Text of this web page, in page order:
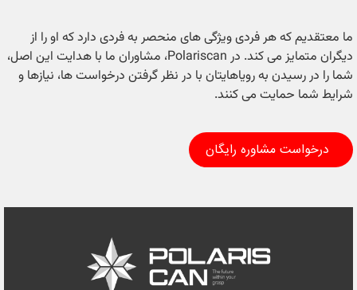
ما معتقدیم که هر فردی ویژگی های منحصر به فردی دارد که او را از
دیگران متمایز می کند. در Polariscan، مشاوران ما با هدایت این اصل،
شما را در رسیدن به رویاهایتان با در نظر گرفتن درخواست ها، نیازها و
شرایط شما حمایت می کنند.
درخواست مشاوره رایگان